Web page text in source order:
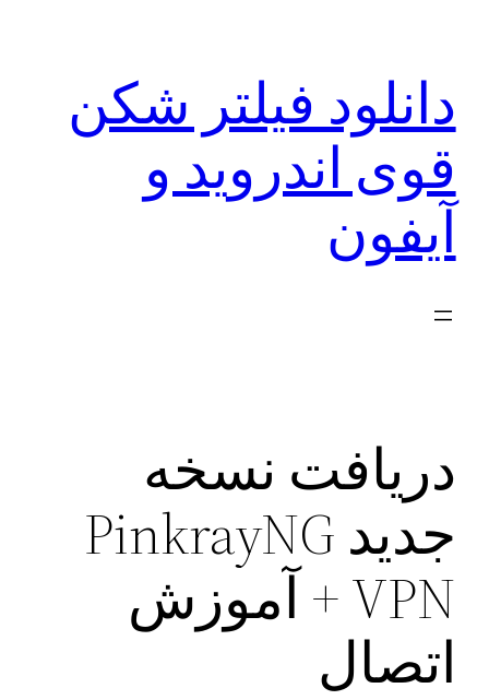
دانلود فیلتر شکن
قوی اندروید و
آیفون
دریافت نسخه
جدید PinkrayNG
VPN + آموزش
اتصال